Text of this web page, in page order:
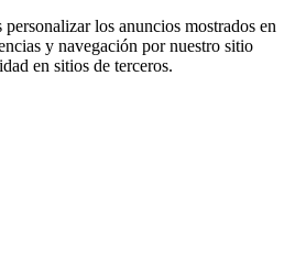
los anuncios mostrados en
y navegación por nuestro sitio
en sitios de terceros.